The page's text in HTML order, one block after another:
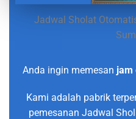
Jadwal Sholat
Anda ingin memesan jam
Kami adalah pabrik
pemesanan Jadwal